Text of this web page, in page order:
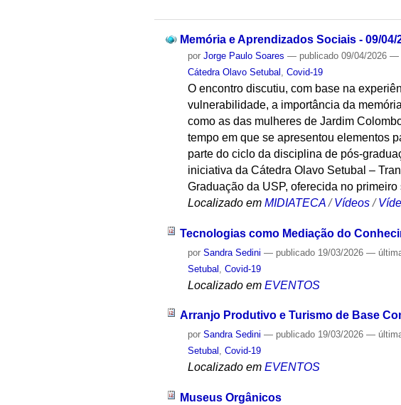
Memória e Aprendizados Sociais - 09/04/
porJorge Paulo Soares — publicado 09/04/2026—
Cátedra Olavo Setubal
,Covid-19
O encontro discutiu, com base na
vulnerabilidade, a importância da
como as das mulheres de Jardim
tempo em que se apresentou elementos
parte do ciclo da disciplina de pós-
iniciativa da Cátedra Olavo Setubal –
Graduação da USP, oferecida no primeiro
Localizado em MIDIATECA /Vídeos /
Tecnologias como Mediação do
porSandra Sedini — publicado 19/03/2026—
Setubal ,Covid-19
Localizado em EVENTOS
Arranjo Produtivo e Turismo de Base
porSandra Sedini — publicado 19/03/2026—
Setubal ,Covid-19
Localizado em EVENTOS
Museus Orgânicos